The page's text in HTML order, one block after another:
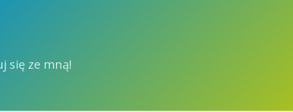
się ze mną!